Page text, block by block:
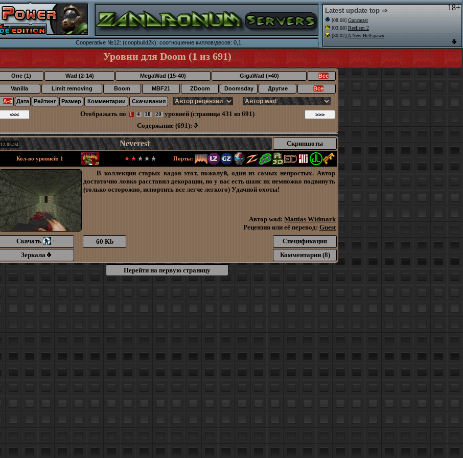
18+
Latest update top ⇒
[08.08] Guncaster
[03.08] Reelism 2
[30.07] A New Hellspawn
Cooperative №12: (coopbuild2k): соотношение киллов/десов: 0,1
Уровни для Doom (1 из 691)
One (1) Wad (2-14) MegaWad (15-40) GigaWad (>40) Все
Vanilla Limit removing Boom MBF21 ZDoom Doomsday Другие Все
А-я Дата Рейтинг Размер Комментарии Скачивания
Отображать по 1 4 10 20уровней (страница 431 из 691)
Содержание (691):
12.05.94 Neverest Скриншоты
Кол-во уровней: 1 Порты:
В коллекции старых вадов этот, пожалуй, один из самых непростых. Автор
достаточно ловко расставил декорации, но у вас есть шанс их немножко подвинуть
(только осторожно, испортить все легче легкого) Удачной охоты!
Автор wad: Mattias Widmark
Рецензия или её перевод: Guest
Скачать
* 60 Kb
Спецификация
Зеркала
Комментарии (8)